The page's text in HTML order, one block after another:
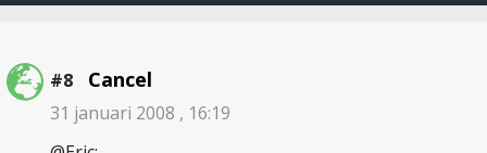
#8 Cancel
31 januari 2008 , 16:19